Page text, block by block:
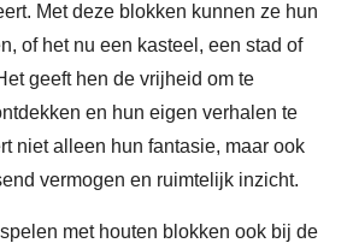
Met deze blokken kunnen ze hun
of het nu een kasteel, een stad of
geeft hen de vrijheid om te
en hun eigen verhalen te
niet alleen hun fantasie, maar ook
vermogen en ruimtelijk inzicht.
met houten blokken ook bij de